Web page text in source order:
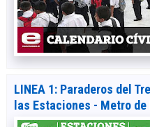
LINEA 1: Paraderos del
las Estaciones - Metro de